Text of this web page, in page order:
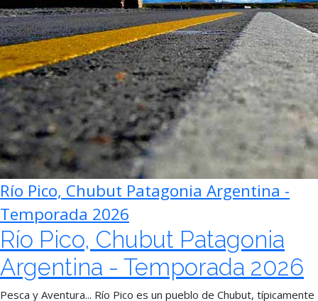
Río Pico, Chubut Patagonia Argentina -
Temporada 2026
Río Pico, Chubut Patagonia
Argentina - Temporada 2026
Pesca y Aventura... Río Pico es un pueblo de Chubut, típicamente